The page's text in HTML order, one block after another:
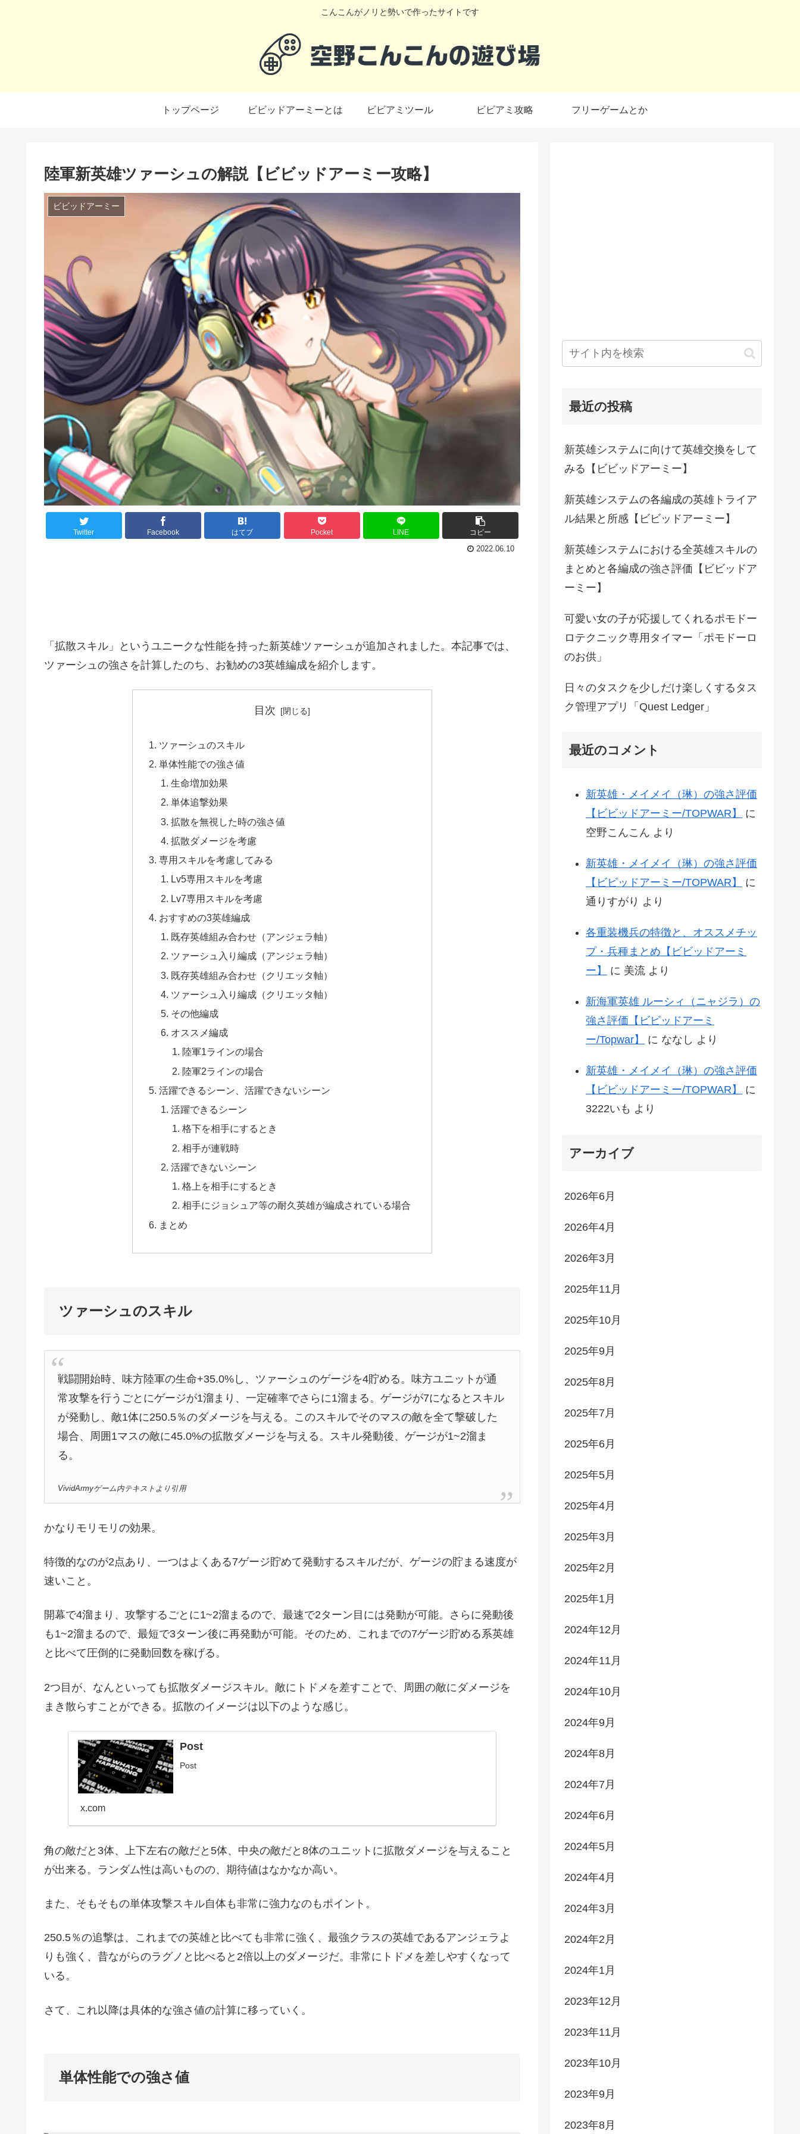
こんこんがノリと勢いで作ったサイトです
トップページ ビビッドアーミーとは ビビアミツール ビビアミ攻略 フリーゲームとか
陸軍新英雄ツァーシュの解説【ビビッドアーミー攻略】
ビビッドアーミー
Twitter Facebook はてブ Pocket LINE コピー
2022.06.10
「拡散スキル」というユニークな性能を持った新英雄ツァーシュが追加されました。本記事では、
ツァーシュの強さを計算したのち、お勧めの3英雄編成を紹介します。
目次
ツァーシュのスキル
単体性能での強さ値
生命増加効果
単体追撃効果
拡散を無視した時の強さ値
拡散ダメージを考慮
専用スキルを考慮してみる
Lv5専用スキルを考慮
Lv7専用スキルを考慮
おすすめの3英雄編成
既存英雄組み合わせ（アンジェラ軸）
ツァーシュ入り編成（アンジェラ軸）
既存英雄組み合わせ（クリエッタ軸）
ツァーシュ入り編成（クリエッタ軸）
その他編成
オススメ編成
陸軍1ラインの場合
陸軍2ラインの場合
活躍できるシーン、活躍できないシーン
活躍できるシーン
格下を相手にするとき
相手が連戦時
活躍できないシーン
格上を相手にするとき
相手にジョシュア等の耐久英雄が編成されている場合
まとめ
ツァーシュのスキル
戦闘開始時、味方陸軍の生命+35.0%し、ツァーシュのゲージを4貯める。味方ユニットが通
常攻撃を行うごとにゲージが1溜まり、一定確率でさらに1溜まる。ゲージが7になるとスキル
が発動し、敵1体に250.5％のダメージを与える。このスキルでそのマスの敵を全て撃破した
場合、周囲1マスの敵に45.0%の拡散ダメージを与える。スキル発動後、ゲージが1~2溜ま
る。
VividArmyゲーム内テキストより引用
かなりモリモリの効果。
特徴的なのが2点あり、一つはよくある7ゲージ貯めて発動するスキルだが、ゲージの貯まる速度が
速いこと。
開幕で4溜まり、攻撃するごとに1~2溜まるので、最速で2ターン目には発動が可能。さらに発動後
も1~2溜まるので、最短で3ターン後に再発動が可能。そのため、これまでの7ゲージ貯める系英雄
と比べて圧倒的に発動回数を稼げる。
2つ目が、なんといっても拡散ダメージスキル。敵にトドメを差すことで、周囲の敵にダメージを
まき散らすことができる。拡散のイメージは以下のような感じ。
Post
Post
x.com
角の敵だと3体、上下左右の敵だと5体、中央の敵だと8体のユニットに拡散ダメージを与えること
が出来る。ランダム性は高いものの、期待値はなかなか高い。
また、そもそもの単体攻撃スキル自体も非常に強力なのもポイント。
250.5％の追撃は、これまでの英雄と比べても非常に強く、最強クラスの英雄であるアンジェラよ
りも強く、昔ながらのラグノと比べると2倍以上のダメージだ。非常にトドメを差しやすくなって
いる。
さて、これ以降は具体的な強さ値の計算に移っていく。
単体性能での強さ値
最近の投稿
新英雄システムに向けて英雄交換をして
みる【ビビッドアーミー】
新英雄システムの各編成の英雄トライア
ル結果と所感【ビビッドアーミー】
新英雄システムにおける全英雄スキルの
まとめと各編成の強さ評価【ビビッドア
ーミー】
可愛い女の子が応援してくれるポモドー
ロテクニック専用タイマー「ポモドーロ
のお供」
日々のタスクを少しだけ楽しくするタス
ク管理アプリ「Quest Ledger」
最近のコメント
新英雄・メイメイ（琳）の強さ評価
【ビビッドアーミー/TOPWAR】
に
空野こんこん より
新英雄・メイメイ（琳）の強さ評価
【ビビッドアーミー/TOPWAR】
に
通りすがり より
各重装機兵の特徴と、オススメチッ
プ・兵種まとめ【ビビッドアーミ
ー】
に 美流 より
新海軍英雄 ルーシィ（ニャジラ）の
強さ評価【ビビッドアーミ
ー/Topwar】
に ななし より
新英雄・メイメイ（琳）の強さ評価
【ビビッドアーミー/TOPWAR】
に
3222いも より
アーカイブ
2026年6月
2026年4月
2026年3月
2025年11月
2025年10月
2025年9月
2025年8月
2025年7月
2025年6月
2025年5月
2025年4月
2025年3月
2025年2月
2025年1月
2024年12月
2024年11月
2024年10月
2024年9月
2024年8月
2024年7月
2024年6月
2024年5月
2024年4月
2024年3月
2024年2月
2024年1月
2023年12月
2023年11月
2023年10月
2023年9月
2023年8月